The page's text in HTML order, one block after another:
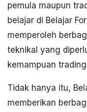
pemula maupun
belajar di Belajar
memperoleh
teknikal yang
kemampuan
Tidak hanya itu,
memberikan